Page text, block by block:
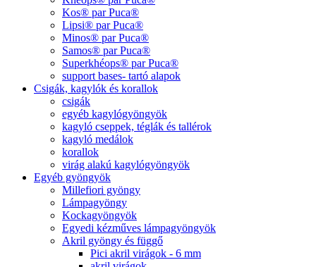
Kos® par Puca®
Lipsi® par Puca®
Minos® par Puca®
Samos® par Puca®
Superkhéops® par Puca®
support bases- tartó alapok
Csigák, kagylók és korallok
csigák
egyéb kagylógyöngyök
kagyló cseppek, téglák és tallérok
kagyló medálok
korallok
virág alakú kagylógyöngyök
Egyéb gyöngyök
Millefiori gyöngy
Lámpagyöngy
Kockagyöngyök
Egyedi kézműves lámpagyöngyök
Akril gyöngy és függő
Pici akril virágok - 6 mm